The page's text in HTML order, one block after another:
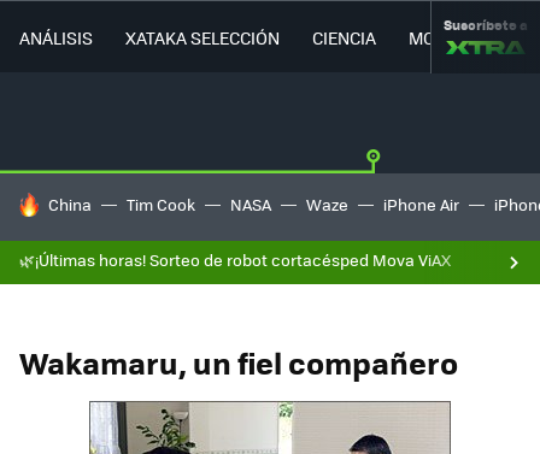
ANÁLISIS XATAKA SELECCIÓN CIENCIA MOVILIDAD
Suscríbete a
HOY SE HABLA DE
China Tim Cook NASA Waze iPhone Air
🌿¡Últimas horas! Sorteo de robot cortacésped Mova ViAX
Wakamaru, un fiel compañero